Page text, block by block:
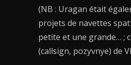
(NB : Uragan était
projets de navettes
petite et une grande… ;
(callsign, pozyvnye) de